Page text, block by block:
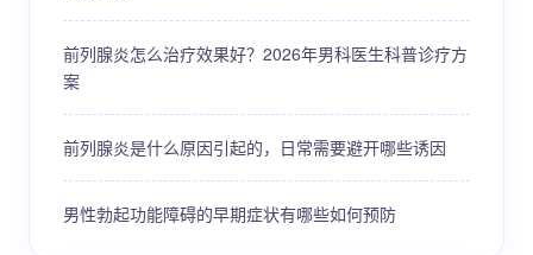
前列腺炎怎么治疗效果好？2026年男科医生科普诊疗方
案
前列腺炎是什么原因引起的，日常需要避开哪些诱因
男性勃起功能障碍的早期症状有哪些如何预防